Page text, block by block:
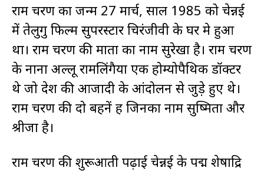
राम चरण का जन्म 27 मार्च, साल 1985 को चेन्नई
में तेलुगु फिल्म सुपरस्टार चिरंजीवी के घर मे हुआ
था। राम चरण की माता का नाम सुरेखा है। राम चरण
के नाना अल्लू रामलिंगैया एक होम्योपैथिक डॉक्टर
थे जो देश की आजादी के आंदोलन से जुड़े हुए थे।
राम चरण की दो बहनें हैं जिनका नाम सुष्मिता और
श्रीजा है।
राम चरण की शुरूआती पढ़ाई चेन्नई के पद्म शेषाद्रि